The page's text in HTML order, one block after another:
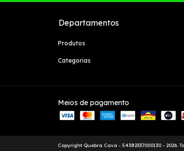
Departamentos
Produtos
Categorias
Meios de pagamento
Copyright Quebra Cava - 54382337000130 - 2026.